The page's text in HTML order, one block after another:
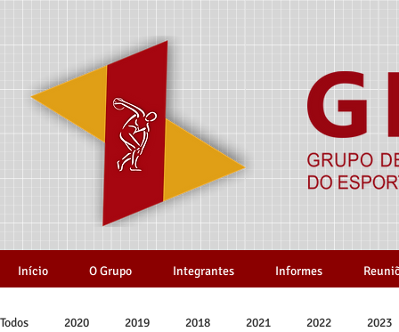
Início O Grupo Integrantes Informes
Todos 2020 2019 2018 2021 2022 2023